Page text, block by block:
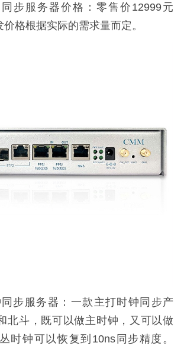
步服务器价格：零售价12999元
价格根据实际的需求量而定。
步服务器：一款主打时钟同步产
北斗，既可以做主时钟，又可以做
时钟可以恢复到10ns同步精度。